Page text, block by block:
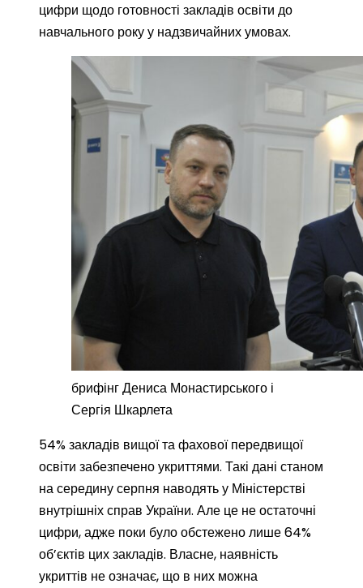
цифри щодо готовності закладів освіти до
навчального року у надзвичайних умовах.
брифінг Дениса Монастирського і
Сергія Шкарлета
54% закладів вищої та фахової передвищої
освіти забезпечено укриттями. Такі дані станом
на середину серпня наводять у Міністерстві
внутрішніх справ України. Але це не остаточні
цифри, адже поки було обстежено лише 64%
об’єктів цих закладів. Власне, наявність
укриттів не означає, що в них можна